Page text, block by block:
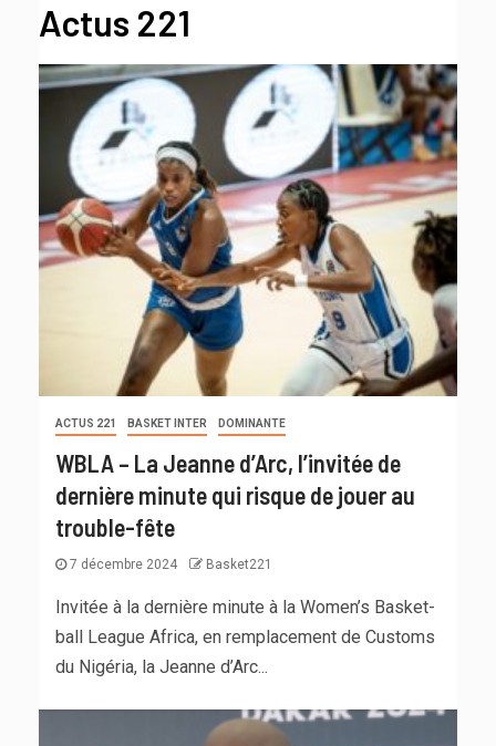
Actus 221
ACTUS 221 BASKET INTER DOMINANTE
WBLA – La Jeanne d’Arc, l’invitée de
dernière minute qui risque de jouer au
trouble-fête
7 décembre 2024 Basket221
Invitée à la dernière minute à la Women’s Basket-
ball League Africa, en remplacement de Customs
du Nigéria, la Jeanne d’Arc...